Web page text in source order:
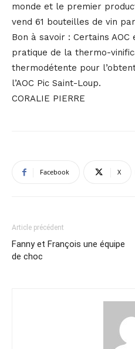
monde et le premier
vend 61 bouteilles de vin
Bon à savoir : Certains
pratique de la thermo-
thermodétente pour
l’AOC Pic Saint-Loup.
CORALIE PIERRE
Facebook X
Article précédent
Fanny et François une équipe
de choc